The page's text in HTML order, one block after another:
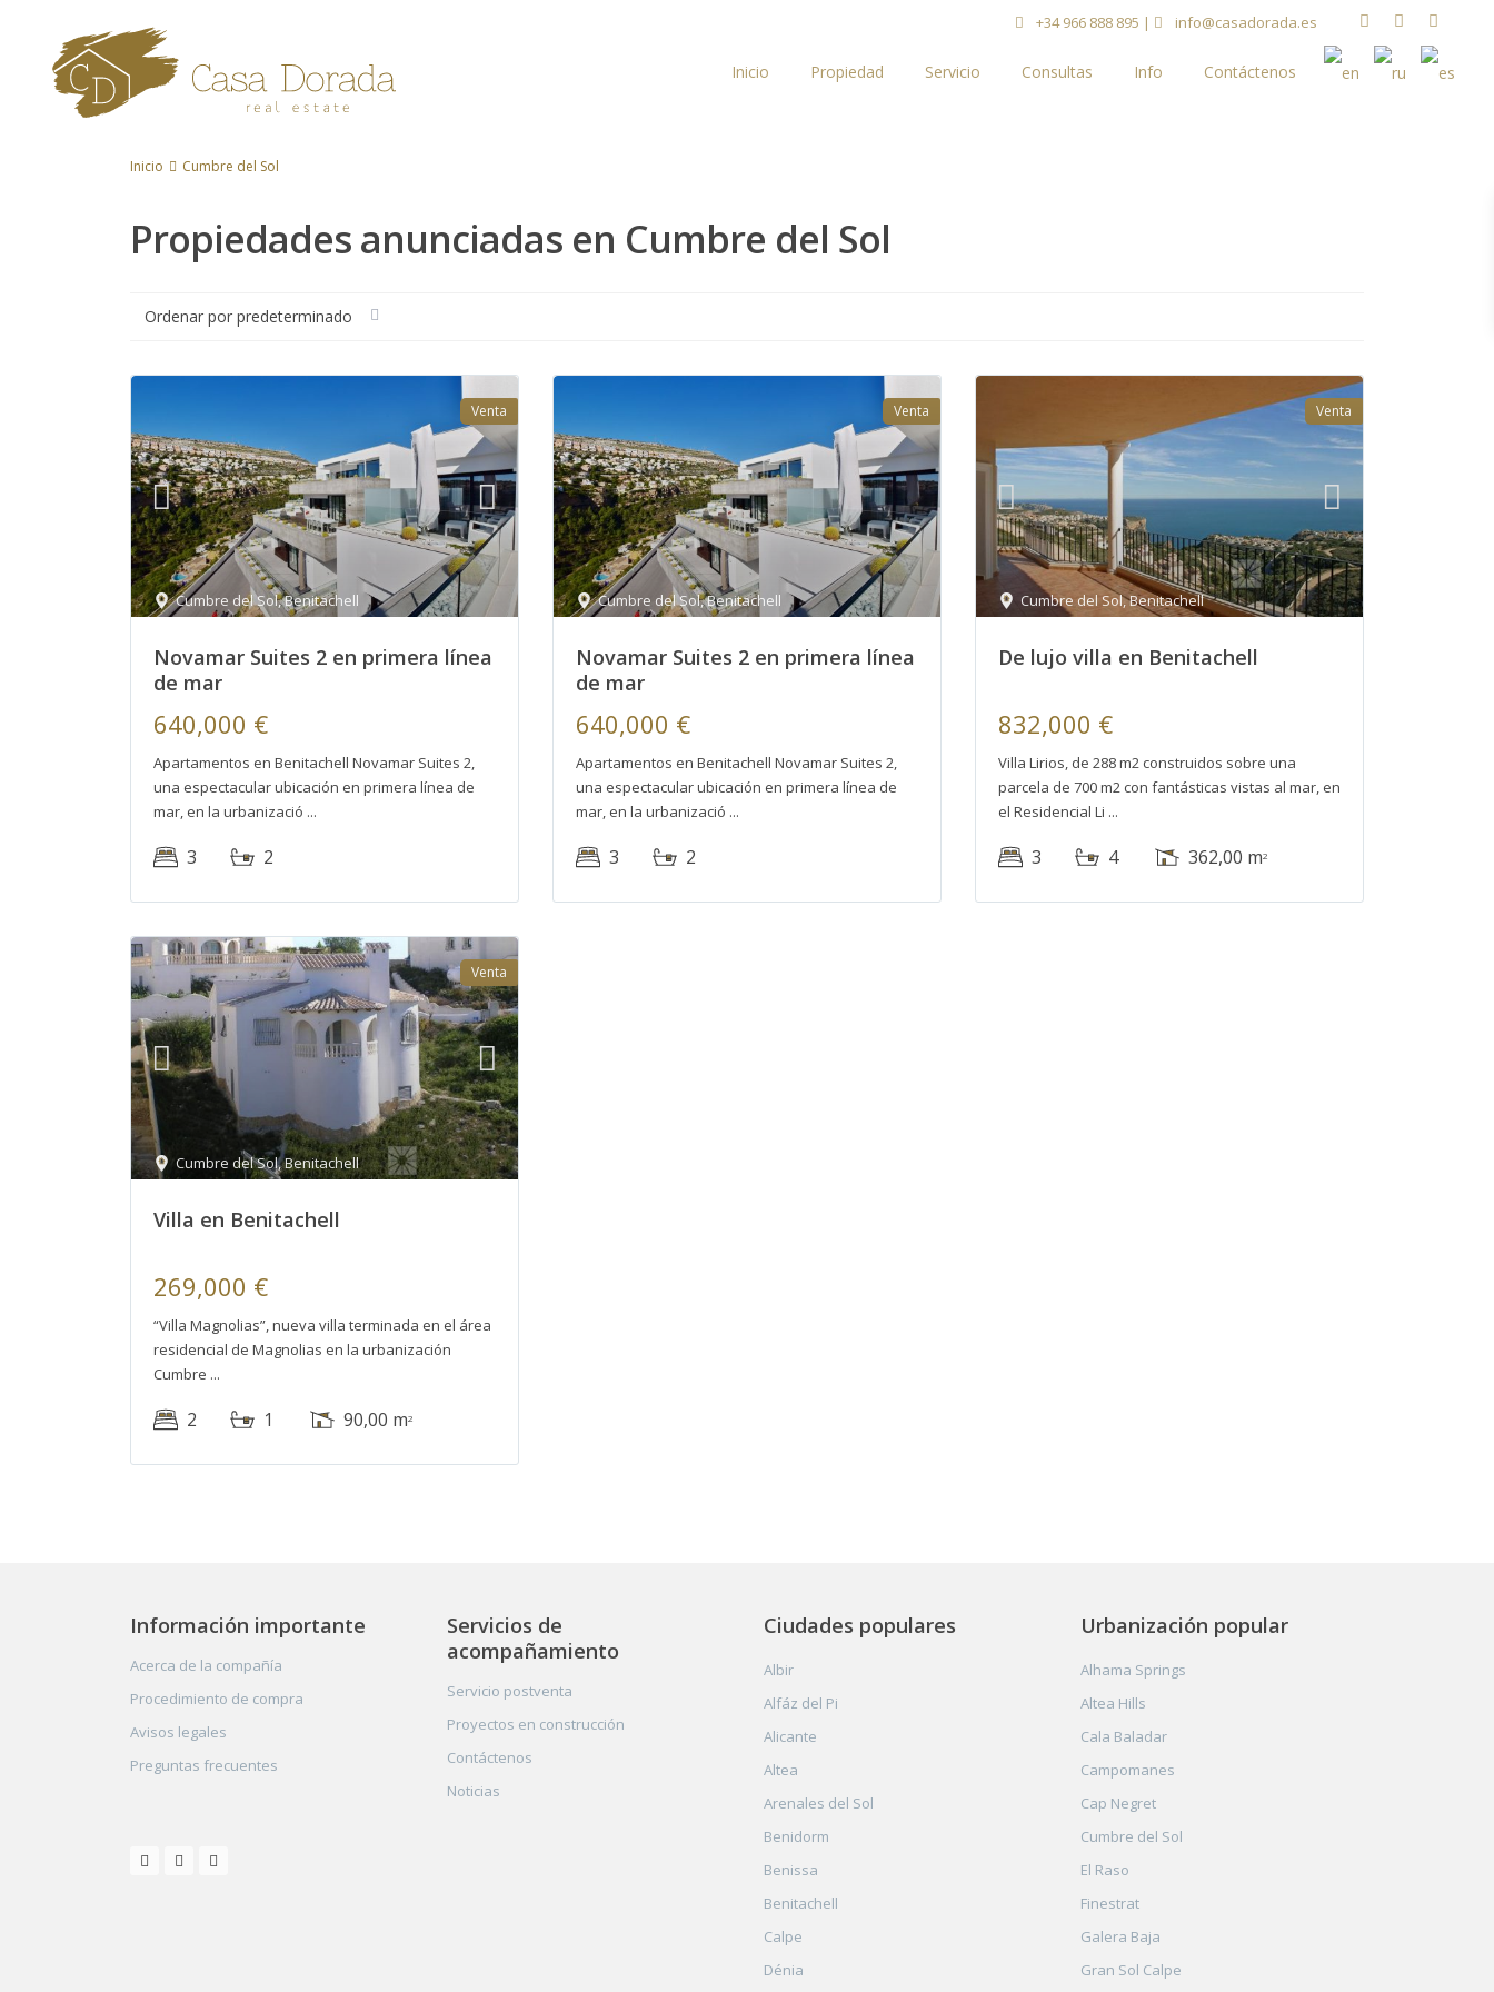
+34 966 888 895 | info@casadorada.es
Inicio Propiedad Servicio Consultas Info Contáctenos
Inicio Cumbre del Sol
Propiedades anunciadas en Cumbre del Sol
Ordenar por predeterminado
Cumbre del Sol,Benitachell
Venta
Novamar Suites 2 en primera línea
de mar
640,000 €
Apartamentos en Benitachell Novamar Suites 2,
una espectacular ubicación en primera línea de
mar, en la urbanizació
3 2
Cumbre del Sol,Benitachell
Venta
Novamar Suites 2 en primera línea
de mar
640,000 €
Apartamentos en Benitachell Novamar Suites 2,
una espectacular ubicación en primera línea de
mar, en la urbanizació
3 2
Cumbre del Sol,Benitachell
Venta
De lujo villa en Benitachell
832,000 €
Villa Lirios, de 288 m2 construidos sobre una
parcela de 700 m2 con fantásticas vistas al mar, en
el Residencial Li
3 4 362,00 m2
Cumbre del Sol,Benitachell
Venta
Villa en Benitachell
269,000 €
“Villa Magnolias”, nueva villa terminada en el área
residencial de Magnolias en la urbanización
Cumbre
2 1 90,00 m2
Información importante
Acerca de la compañía
Procedimiento de compra
Avisos legales
Preguntas frecuentes
Servicios de
acompañamiento
Servicio postventa
Proyectos en construcción
Contáctenos
Noticias
Ciudades populares
Albir
Alfáz del Pi
Alicante
Altea
Arenales del Sol
Benidorm
Benissa
Benitachell
Calpe
Dénia
Urbanización popular
Alhama Springs
Altea Hills
Cala Baladar
Campomanes
Cap Negret
Cumbre del Sol
El Raso
Finestrat
Galera Baja
Gran Sol Calpe